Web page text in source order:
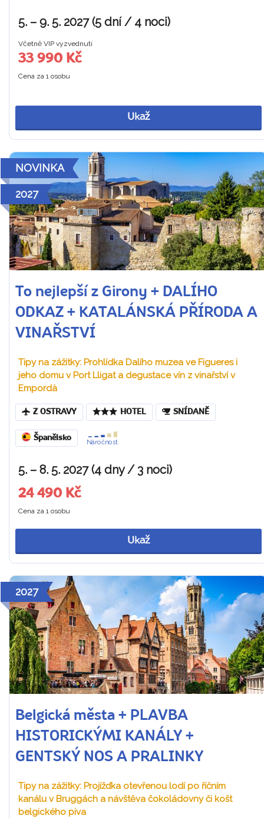
5. – 9. 5. 2027 (5 dní / 4 noci)
Včetně VIP vyzvednutí
33 990 Kč
Cena za 1 osobu
Ukaž
NOVINKA
2027
To nejlepší z Girony + DALÍHO
ODKAZ + KATALÁNSKÁ PŘÍRODA A
VINAŘSTVÍ
Tipy na zážitky: Prohlídka Dalího muzea ve Figueres i
jeho domu v Port Lligat a degustace vín z vinařství v
Empordà
Z OSTRAVY HOTEL SNÍDANĚ
Španělsko
Náročnost
5. – 8. 5. 2027 (4 dny / 3 noci)
24 490 Kč
Cena za 1 osobu
Ukaž
2027
Belgická města + PLAVBA
HISTORICKÝMI KANÁLY +
GENTSKÝ NOS A PRALINKY
Tipy na zážitky: Projížďka otevřenou lodí po říčním
kanálu v Bruggách a návštěva čokoládovny či košt
belgického piva